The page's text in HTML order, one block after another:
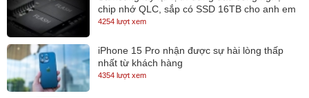
chip nhớ QLC, sắp có SSD 16TB cho anh em
lưu trữ
4254 lượt xem
iPhone 15 Pro nhận được sự hài lòng thấp
nhất từ khách hàng
4354 lượt xem